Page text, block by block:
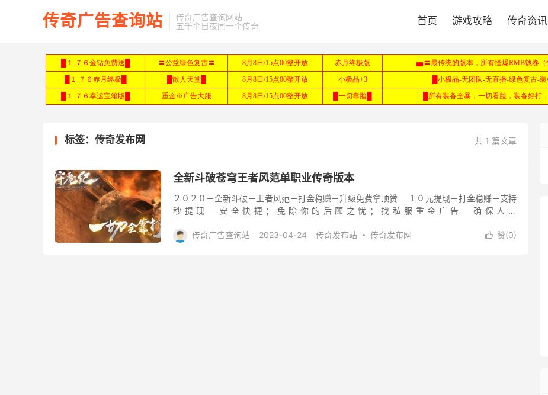
传奇广告查询站
传奇广告查询网站
五千个日夜同一个传奇
首页 游戏攻略 传奇资讯
共 1 篇文章
标签：传奇发布网
全新斗破苍穹王者风范单职业传奇版本
２０２０－全新斗破－王者风范－打金稳赚－升级免费拿顶赞 １０元提现－打金稳赚－支持
秒提现－安全快捷；免除你的后顾之忧；找私服重金广告 确保人气
不花钱也能...
 赞(0)
传奇广告查询站 2023-04-24 传奇发布站
传奇发布网